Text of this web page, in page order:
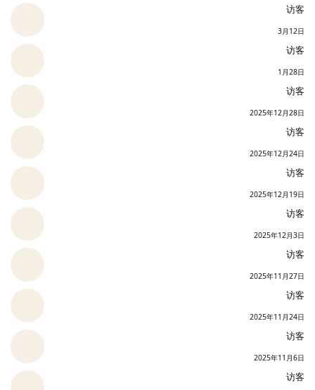
访客
3月12日
访客
1月28日
访客
2025年12月28日
访客
2025年12月24日
访客
2025年12月19日
访客
2025年12月3日
访客
2025年11月27日
访客
2025年11月24日
访客
2025年11月6日
访客